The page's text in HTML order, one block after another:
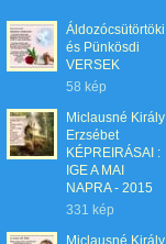
Áldozócsütörtöki
és Pünkösdi
VERSEK
58 kép
Miclausné Király
Erzsébet
KÉPREIRÁSAI :
IGE A MAI
NAPRA - 2015
331 kép
Miclausné Király